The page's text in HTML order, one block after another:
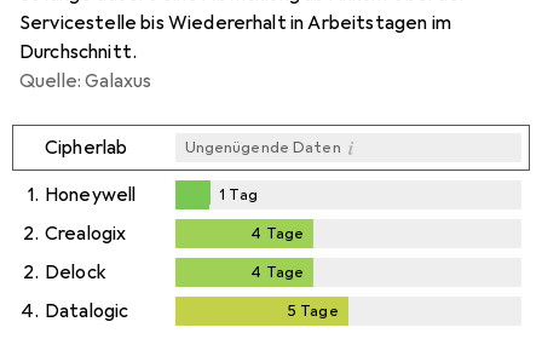
Servicestelle bis Wiedererhalt in Arbeitstagen im
Durchschnitt.
Quelle: Galaxus
Cipherlab Ungenügende Daten i
1. Honeywell
Tag
1 Tag
2. Crealogix 4 Tage
2. Delock 4 Tage
4. Datalogic 5 Tage